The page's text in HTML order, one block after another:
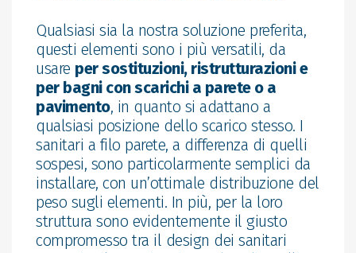
Qualsiasi sia la nostra soluzione preferita,
questi elementi sono i più versatili, da
usare per sostituzioni, ristrutturazioni e
per bagni con scarichi a parete o a
pavimento, in quanto si adattano a
qualsiasi posizione dello scarico stesso. I
sanitari a filo parete, a differenza di quelli
sospesi, sono particolarmente semplici da
installare, con un’ottimale distribuzione del
peso sugli elementi. In più, per la loro
struttura sono evidentemente il giusto
compromesso tra il design dei sanitari